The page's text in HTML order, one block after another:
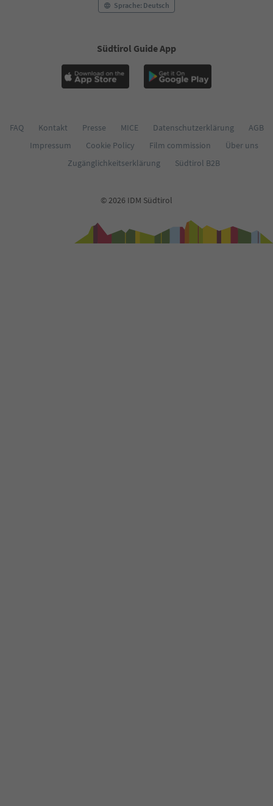
Sprache: Deutsch
Südtirol Guide App
FAQ Kontakt Presse MICE Datenschutzerklärung
AGB
Impressum
Cookie Policy Film commission
Über uns
Zugänglichkeitserklärung
Südtirol B2B
© 2026 IDM Südtirol